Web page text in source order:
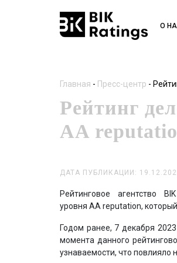
О
Главная - Пресс-центр -
Рейтинг
AA
ДАТА ПУБЛИКАЦИИ:
Рейтинговое агентство
уровня AA reputation,
Годом ранее, 7 декабря
момента данного
узнаваемости, что повлияло